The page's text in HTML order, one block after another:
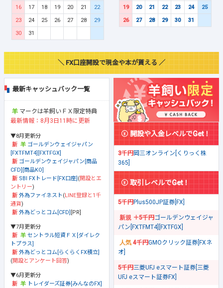
16
17 18 19 20 21
22
23
24 25 26 27 28
29
30
31
19
20 21 22 23 24
25
26
27 28 29 30 31
＼ FX口座開設で現金や本が貰える ／
最新キャッシュバック一覧
マークは羊飼いＦＸ限定特典
最新情報：8月3日11時に更新
▼8月更新分
ゴールデンウェイジャパン
[FXTFMT4][FXTFGX]
ゴールデンウェイジャパン[商品
CFD][商品KO]
SBI FXトレード[FX口座] (開設とエ
ントリー)
外為ファイネスト(LINE登録と1千
通貨)
外為どっとコム[CFD]
[PR]
▼7月更新分
セントラル短資ＦＸ[ダイレク
トプラス]
外為どっとコム[らくらくFX積立]
(開設とアンケート回答)
▼6月更新分
トレイダーズ証券[みんなのFX]
開設や入金レベルでGet！
3千円岡三オンライン[くりっく株
365]
取引レベルでGet！
5千円Plus500JP証券[FX]
＋5千円ゴールデンウェイジャ
パン[FXTFMT4][FXTFGX]
4千円GMOクリック証券[FXネ
オ]
5千円三菱UFJ eスマート証券[三菱
UFJ eスマート証券FX]